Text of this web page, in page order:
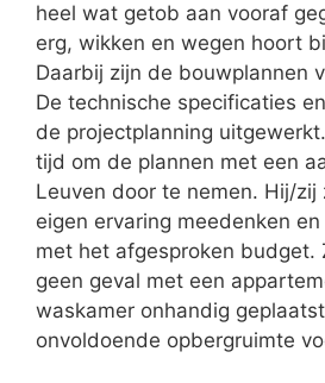
heel wat getob aan vooraf
erg, wikken en wegen hoort
Daarbij zijn de bouwplannen
De technische specificaties
de projectplanning
tijd om de plannen met een
Leuven door te nemen. Hij/zij
eigen ervaring meedenken
met het afgesproken budget.
geen geval met een
waskamer onhandig
onvoldoende opbergruimte